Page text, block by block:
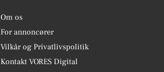
Om os
For annoncører
Vilkår og Privatlivspolitik
Kontakt VORES Digital